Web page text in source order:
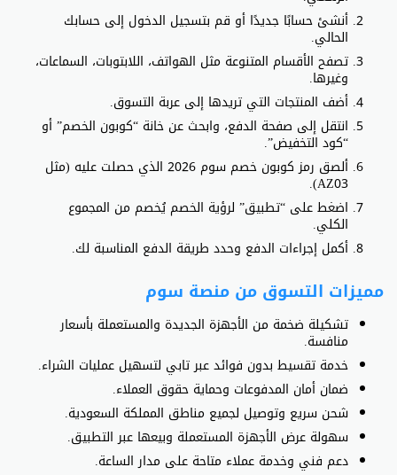
أنشئ حسابًا جديدًا أو قم بتسجيل الدخول إلى حسابك
الحالي.
تصفح الأقسام المتنوعة مثل الهواتف، اللابتوبات، السماعات،
وغيرها.
أضف المنتجات التي تريدها إلى عربة التسوق.
انتقل إلى صفحة الدفع، وابحث عن خانة “كوبون الخصم” أو
“كود التخفيض”.
ألصق رمز كوبون خصم سوم 2026 الذي حصلت عليه (مثل
AZ03).
اضغط على “تطبيق” لرؤية الخصم يُخصم من المجموع
الكلي.
أكمل إجراءات الدفع وحدد طريقة الدفع المناسبة لك.
مميزات التسوق من منصة سوم
تشكيلة ضخمة من الأجهزة الجديدة والمستعملة بأسعار
منافسة.
خدمة تقسيط بدون فوائد عبر تابي لتسهيل عمليات الشراء.
ضمان أمان المدفوعات وحماية حقوق العملاء.
شحن سريع وتوصيل لجميع مناطق المملكة السعودية.
سهولة عرض الأجهزة المستعملة وبيعها عبر التطبيق.
دعم فني وخدمة عملاء متاحة على مدار الساعة.